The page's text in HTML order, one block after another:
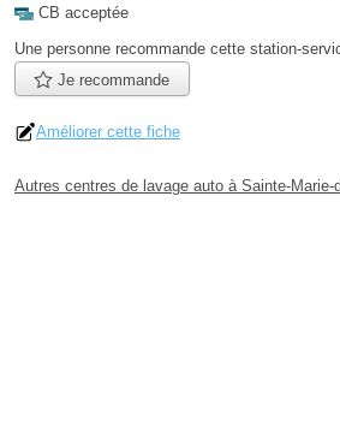
CB acceptée
Une personne recommande cette station-
Je recommande
Améliorer cette fiche
Autres centres de lavage auto à Sainte-Marie-